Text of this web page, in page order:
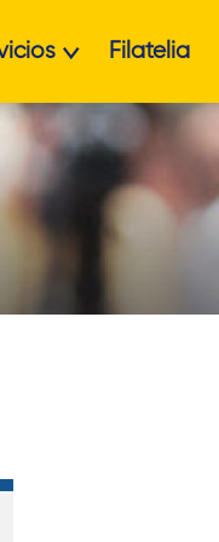
Filatelia